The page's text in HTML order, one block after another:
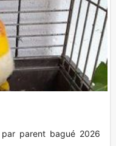
parent bagué 2026